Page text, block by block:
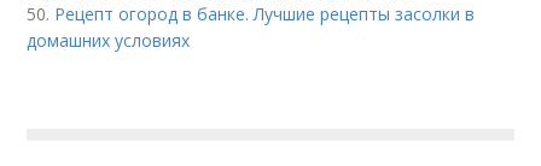
50. Рецепт огород в банке. Лучшие рецепты засолки в
домашних условиях